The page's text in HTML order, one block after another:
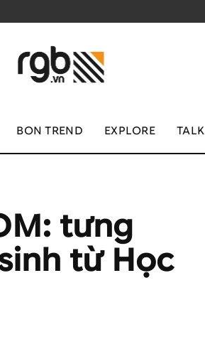
BON TREND EXPLORE TALK
tưng
từ Học